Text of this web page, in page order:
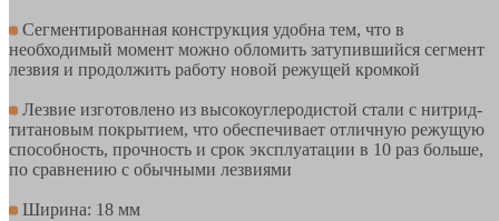
Сегментированная конструкция удобна тем, что в
необходимый момент можно обломить затупившийся сегмент
лезвия и продолжить работу новой режущей кромкой
Лезвие изготовлено из высокоуглеродистой стали с нитрид-
титановым покрытием, что обеспечивает отличную режущую
способность, прочность и срок эксплуатации в 10 раз больше,
по сравнению с обычными лезвиями
Ширина: 18 мм